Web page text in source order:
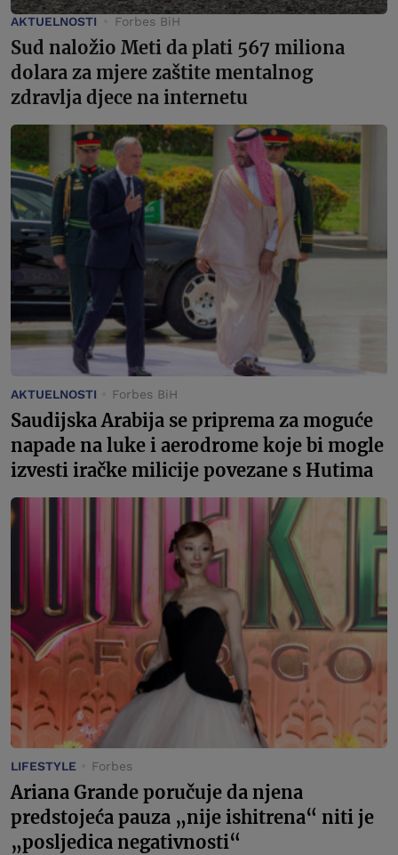
AKTUELNOSTI Forbes BiH
Sud naložio Meti da plati 567 miliona
dolara za mjere zaštite mentalnog
zdravlja djece na internetu
AKTUELNOSTI Forbes BiH
Saudijska Arabija se priprema za moguće
napade na luke i aerodrome koje bi mogle
izvesti iračke milicije povezane s Hutima
LIFESTYLE Forbes
Ariana Grande poručuje da njena
predstojeća pauza „nije ishitrena“ niti je
„posljedica negativnosti“